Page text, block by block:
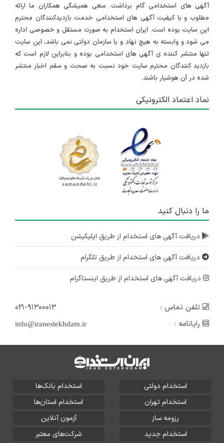
تهران
۲ سال پیش منقضی شده
آگهی های استخدامی گام برداشت. سعی همیشگی همکاران ما ارائه
مطلوب و با کیفیت آگهی های استخدامی خدمت بازدیدکنندگان محترم
این سایت بوده است. ایران استخدام به صورت مستقل و خصوصی اداره
می شود و وابسته به هیچ نهاد و یا سازمان دولتی نمی باشد، این سایت
تنها منتشر کننده ی آگهی های استخدامی بوده و بنابراین لازم است که
بازدید کنندگان محترم سایت خود نسبت به صحت و سقم اخبار منتشر
شده در آن هوشیار باشند.
نماد اعتماد الکترونیکی
ما را دنبال کنید
دریافت آگهی های استخدام از طریق اپلیکیشن
دریافت آگهی های استخدام از طریق تلگرام
دریافت آگهی های استخدام از طریق اینستاگرام
تلفن تماس :
۰۲۱-۹۱۳۰۰۰۱۳
رایانامه :
info@iranestekhdam.ir
استخدام دولتی
استخدام بانک‌ها
استخدام تهران
استخدام استان‌ها
رزومه ساز
آزمون آنلاین
استخدام جدید
شرکت‌های معتبر